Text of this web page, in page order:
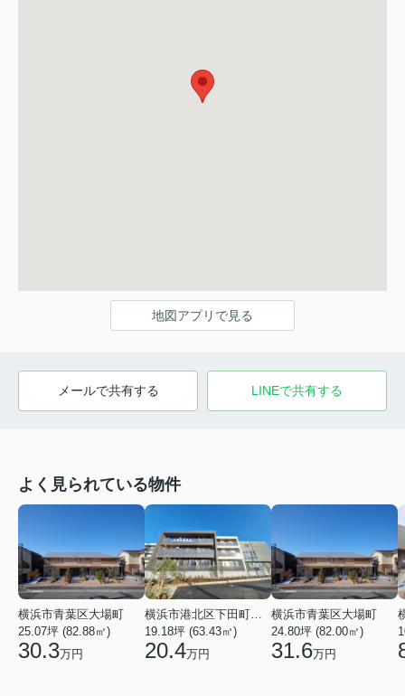
地図アプリで見る
メールで共有する LINEで共有する
よく見られている物件
横浜市青葉区大場町
25.07坪 (82.88㎡)
30.3万円
19.18坪 (63.43㎡)
20.4万円
横浜市青葉区大場町
24.80坪 (82.00㎡)
31.6万円